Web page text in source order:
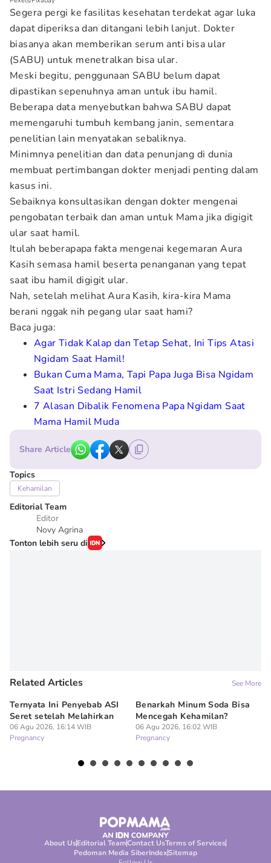
Segera pergi ke fasilitas kesehatan terdekat agar luka
dapat diperiksa dan ditangani lebih lanjut. Dokter
biasanya akan memberikan serum anti bisa ular
(SABU) untuk menetralkan bisa ular.
Meski begitu, penggunaan SABU belum dapat
dipastikan sepenuhnya aman untuk ibu hamil.
Beberapa data menyebutkan bahwa SABU dapat
memengaruhi tumbuh kembang janin, sementara
penelitian lain menyatakan sebaliknya.
Minimnya penelitian dan data penunjang di dunia
membuat pertimbangan dokter menjadi penting dalam
kasus ini.
Sebaiknya konsultasikan dengan dokter mengenai
pengobatan terbaik dan aman untuk Mama jika digigit
ular saat hamil.
Itulah beberapapa fakta mengenai kegemaran Aura
Kasih semasa hamil beserta penanganan yang tepat
saat ibu hamil digigit ular.
Nah, setelah melihat Aura Kasih, kira-kira Mama
berani nggak nih pegang ular saat hami?
Baca juga:
Agar Tidak Kalap dan Tetap Sehat, Ini Tips Atasi
Ngidam Saat Hamil!
Bukan Cuma Mama, Tapi Papa Juga Bisa Ngidam
Saat Istri Sedang Hamil
7 Alasan Dibalik Fenomena Papa Ngidam Saat
Mama Hamil Muda
Share Article
Topics
Kehamilan
Editorial Team
Editor
Novy Agrina
Tonton lebih seru di
Related Articles See More
Ternyata Ini Penyebab ASI
Seret setelah Melahirkan
06 Agu 2026, 16:14 WIB
Pregnancy
Benarkah Minum Soda Bisa
Mencegah Kehamilan?
06 Agu 2026, 16:02 WIB
Pregnancy
About UsEditorial TeamContact UsTerms of Services
Pedoman Media SiberIndexSitemap